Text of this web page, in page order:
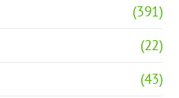
(391)
(22)
(43)